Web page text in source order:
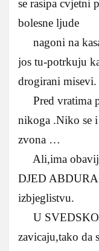
se rasipa cvjetni
bolesne ljude
nagoni na
jos tu-potrkuju
drogirani misevi.
Pred vratima
nikoga .Niko se
zvona …
Ali,ima
DJED
izbjeglistvu.
U
zavicaju,tako da